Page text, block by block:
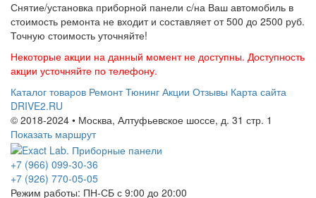
Снятие/установка приборной панели с/на Ваш автомобиль в
стоимость ремонта не входит и составляет от 500 до 2500 руб.
Точную стоимость уточняйте!
Некоторые акции на данный момент не доступны. Доступность
акции усточняйте по телефону.
Каталог товаров Ремонт Тюнинг Акции Отзывы Карта сайта
DRIVE2.RU
© 2018-2024 • Москва, Алтуфьевское шоссе, д. 31 стр. 1
Показать маршрут
+7 (966) 099-30-36
+7 (926) 770-05-05
Режим работы: ПН-СБ с 9:00 до 20:00